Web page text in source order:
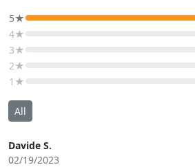
5★
4★
3★
2★
1★
All
Davide S.
02/19/2023